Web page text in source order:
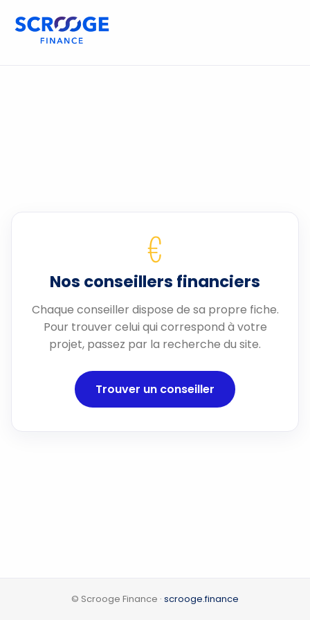
€
Nos conseillers financiers
Chaque conseiller dispose de sa propre fiche.
Pour trouver celui qui correspond à votre
projet, passez par la recherche du site.
Trouver un conseiller
© Scrooge Finance · scrooge.finance